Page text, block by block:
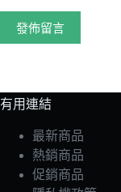
發佈留言
有用連結
最新商品
熱銷商品
促銷商品